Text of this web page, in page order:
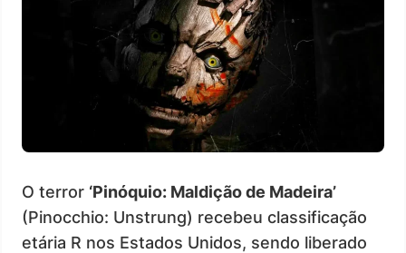
O terror ‘Pinóquio: Maldição de Madeira’
(Pinocchio: Unstrung) recebeu classificação
etária R nos Estados Unidos, sendo liberado